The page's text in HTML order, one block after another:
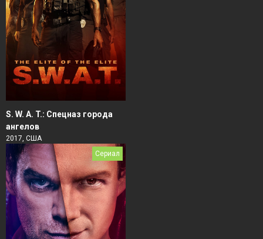
S. W. A. T.: Спецназ города
ангелов
2017, США
Сериал